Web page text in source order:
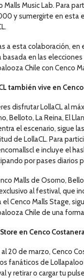
Malls Music Lab. Para
y sumergirte en esta
a esta colaboración,
en las
Chile con Cenco
también vive en
disfrutar LollaCL al
Belloto, La Reina, El
el escenario, sigue
de LollaCL. Para
e incluye el
por pases diarios
Malls de Osorno,
al festival, que
el Cenco Malls Stage,
Chile de una
en Cenco
al 20 de marzo, Cenco
fanáticos de
y retirar o cargar tu